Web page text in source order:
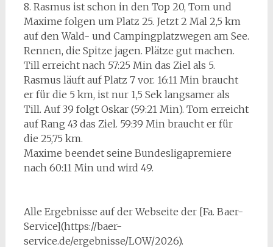
8. Rasmus ist schon in den Top 20, Tom und
Maxime folgen um Platz 25. Jetzt 2 Mal 2,5 km
auf den Wald- und Campingplatzwegen am See.
Rennen, die Spitze jagen. Plätze gut machen.
Till erreicht nach 57:25 Min das Ziel als 5.
Rasmus läuft auf Platz 7 vor. 16:11 Min braucht
er für die 5 km, ist nur 1,5 Sek langsamer als
Till. Auf 39 folgt Oskar (59:21 Min). Tom erreicht
auf Rang 43 das Ziel. 59:39 Min braucht er für
die 25,75 km.
Maxime beendet seine Bundesligapremiere
nach 60:11 Min und wird 49.
Alle Ergebnisse auf der Webseite der [Fa. Baer-
Service](https://baer-
service.de/ergebnisse/LOW/2026).